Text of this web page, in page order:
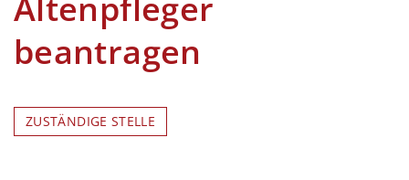
beantragen
ZUSTÄNDIGE STELLE